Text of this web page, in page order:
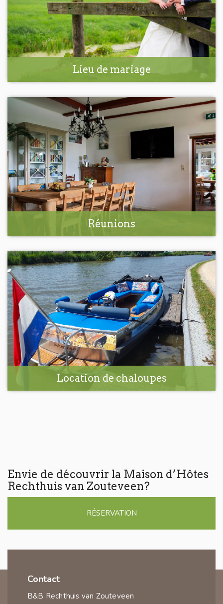
Lieu de mariage
Réunions
Location de chaloupes
Envie de découvrir la Maison d’Hôtes
Rechthuis van Zouteveen?
RÉSERVATION
Contact
B&B Rechthuis van Zouteveen